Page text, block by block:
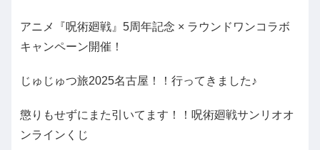
アニメ『呪術廻戦』5周年記念 × ラウンドワンコラボ
キャンペーン開催！
じゅじゅつ旅2025名古屋！！行ってきました♪
懲りもせずにまた引いてます！！呪術廻戦サンリオオ
ンラインくじ